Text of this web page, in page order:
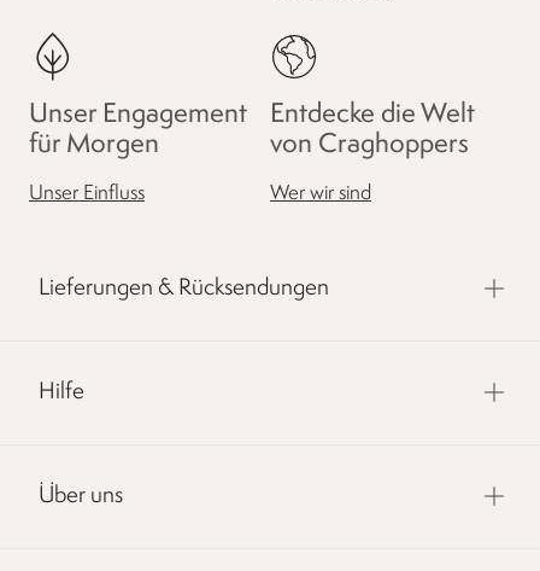
Unser Engagement
für Morgen
Unser Einfluss
Entdecke die Welt
von Craghoppers
Wer wir sind
Lieferungen & Rücksendungen
Hilfe
Über uns